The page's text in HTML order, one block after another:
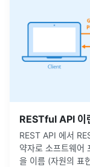
RESTful API 이
REST API 에서
약자로 소프트웨어
을 이름 (자원의 표